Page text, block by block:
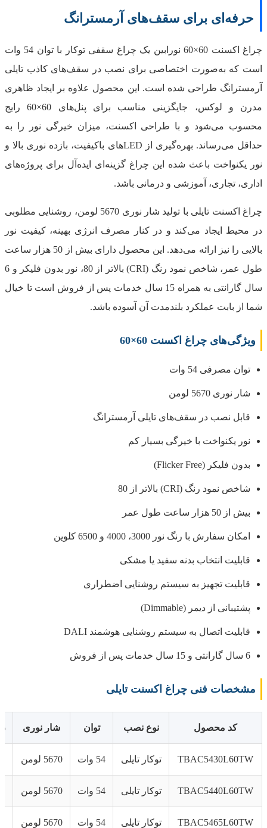
حرفه‌ای برای سقف‌های آرمسترانگ
چراغ اکسنت 60×60 نورابین یک چراغ سقفی توکار با توان 54 وات
است که به‌صورت اختصاصی برای نصب در سقف‌های کاذب تایلی
آرمسترانگ طراحی شده است. این محصول علاوه بر ایجاد ظاهری
مدرن و لوکس، جایگزینی مناسب برای پنل‌های 60×60 رایج
محسوب می‌شود و با طراحی اکسنت، میزان خیرگی نور را به
حداقل می‌رساند. بهره‌گیری از LEDهای باکیفیت، بازده نوری بالا و
نور یکنواخت باعث شده این چراغ گزینه‌ای ایده‌آل برای پروژه‌های
اداری، تجاری، آموزشی و درمانی باشد.
چراغ اکسنت تایلی با تولید شار نوری 5670 لومن، روشنایی مطلوبی
در محیط ایجاد می‌کند و در کنار مصرف انرژی بهینه، کیفیت نور
بالایی را نیز ارائه می‌دهد. این محصول دارای بیش از 50 هزار ساعت
طول عمر، شاخص نمود رنگ (CRI) بالاتر از 80، نور بدون فلیکر و 6
سال گارانتی به همراه 15 سال خدمات پس از فروش است تا خیال
شما از بابت عملکرد بلندمدت آن آسوده باشد.
ویژگی‌های چراغ اکسنت 60×60
توان مصرفی 54 وات
شار نوری 5670 لومن
قابل نصب در سقف‌های تایلی آرمسترانگ
نور یکنواخت با خیرگی بسیار کم
بدون فلیکر (Flicker Free)
شاخص نمود رنگ (CRI) بالاتر از 80
بیش از 50 هزار ساعت طول عمر
امکان سفارش با رنگ نور 3000، 4000 و 6500 کلوین
قابلیت انتخاب بدنه سفید یا مشکی
قابلیت تجهیز به سیستم روشنایی اضطراری
پشتیبانی از دیمر (Dimmable)
قابلیت اتصال به سیستم روشنایی هوشمند DALI
6 سال گارانتی و 15 سال خدمات پس از فروش
مشخصات فنی چراغ اکسنت تایلی
کد محصول نوع نصب توان شار نوری
TBAC5430L60TW توکار تایلی 54 وات 5670 لومن
TBAC5440L60TW توکار تایلی 54 وات 5670 لومن
TBAC5465L60TW توکار تایلی 54 وات 5670 لومن